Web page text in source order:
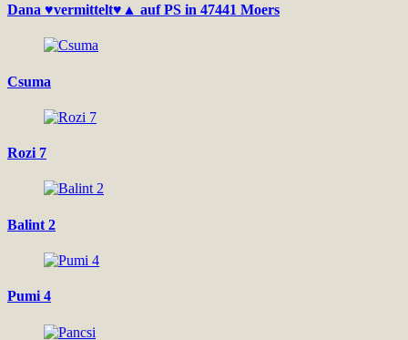
Dana ♥vermittelt♥▲ auf PS in 47441 Moers
Csuma
Rozi 7
Balint 2
Pumi 4